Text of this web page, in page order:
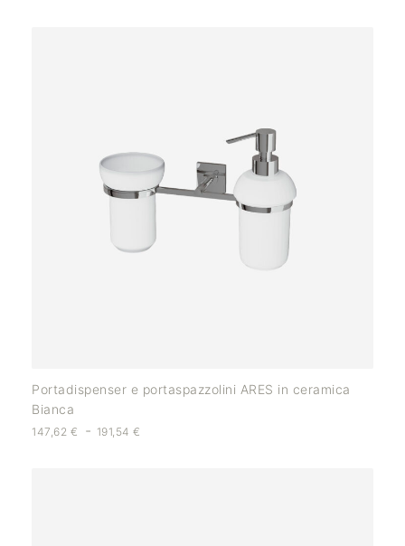
Portadispenser e portaspazzolini ARES in ceramica
Bianca
147,62 € - 191,54€